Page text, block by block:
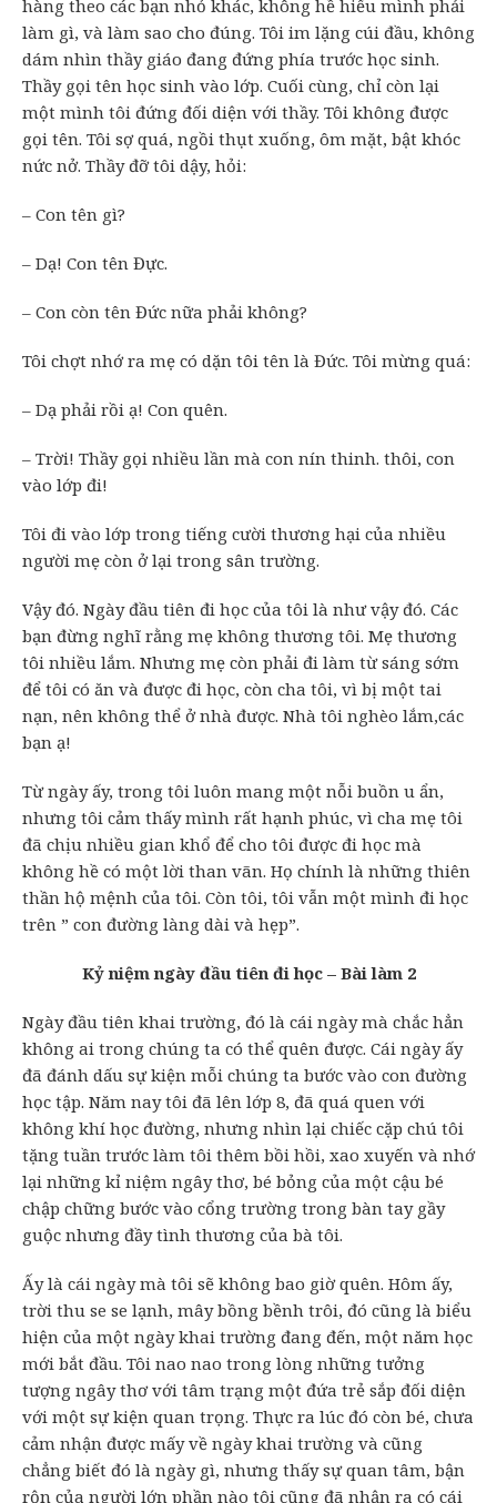
hàng theo các bạn nhỏ khác, không hề hiểu mình phải
làm gì, và làm sao cho đúng. Tôi im lặng cúi đầu, không
dám nhìn thầy giáo đang đứng phía trước học sinh.
Thầy gọi tên học sinh vào lớp. Cuối cùng, chỉ còn lại
một mình tôi đứng đối diện với thầy. Tôi không được
gọi tên. Tôi sợ quá, ngồi thụt xuống, ôm mặt, bật khóc
nức nở. Thầy đỡ tôi dậy, hỏi:
– Con tên gì?
– Dạ! Con tên Đực.
– Con còn tên Đức nữa phải không?
Tôi chợt nhớ ra mẹ có dặn tôi tên là Đức. Tôi mừng quá:
– Dạ phải rồi ạ! Con quên.
– Trời! Thầy gọi nhiều lần mà con nín thinh. thôi, con
vào lớp đi!
Tôi đi vào lớp trong tiếng cười thương hại của nhiều
người mẹ còn ở lại trong sân trường.
Vậy đó. Ngày đầu tiên đi học của tôi là như vậy đó. Các
bạn đừng nghĩ rằng mẹ không thương tôi. Mẹ thương
tôi nhiều lắm. Nhưng mẹ còn phải đi làm từ sáng sớm
để tôi có ăn và được đi học, còn cha tôi, vì bị một tai
nạn, nên không thể ở nhà được. Nhà tôi nghèo lắm,các
bạn ạ!
Từ ngày ấy, trong tôi luôn mang một nỗi buồn u ẩn,
nhưng tôi cảm thấy mình rất hạnh phúc, vì cha mẹ tôi
đã chịu nhiều gian khổ để cho tôi được đi học mà
không hề có một lời than vãn. Họ chính là những thiên
thần hộ mệnh của tôi. Còn tôi, tôi vẫn một mình đi học
trên ” con đường làng dài và hẹp”.
Kỷ niệm ngày đầu tiên đi học – Bài làm 2
Ngày đầu tiên khai trường, đó là cái ngày mà chắc hẳn
không ai trong chúng ta có thể quên được. Cái ngày ấy
đã đánh dấu sự kiện mỗi chúng ta bước vào con đường
học tập. Năm nay tôi đã lên lớp 8, đã quá quen với
không khí học đường, nhưng nhìn lại chiếc cặp chú tôi
tặng tuần trước làm tôi thêm bồi hồi, xao xuyến và nhớ
lại những kỉ niệm ngây thơ, bé bỏng của một cậu bé
chập chững bước vào cổng trường trong bàn tay gầy
guộc nhưng đầy tình thương của bà tôi.
Ấy là cái ngày mà tôi sẽ không bao giờ quên. Hôm ấy,
trời thu se se lạnh, mây bồng bềnh trôi, đó cũng là biểu
hiện của một ngày khai trường đang đến, một năm học
mới bắt đầu. Tôi nao nao trong lòng những tưởng
tượng ngây thơ với tâm trạng một đứa trẻ sắp đối diện
với một sự kiện quan trọng. Thực ra lúc đó còn bé, chưa
cảm nhận được mấy về ngày khai trường và cũng
chẳng biết đó là ngày gì, nhưng thấy sự quan tâm, bận
rộn của người lớn phần nào tôi cũng đã nhận ra có cái